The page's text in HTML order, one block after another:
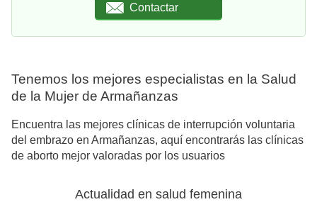
Contactar
Tenemos los mejores especialistas en la Salud
de la Mujer de Armañanzas
Encuentra las mejores clínicas de interrupción voluntaria
del embrazo en Armañanzas, aquí encontrarás las clínicas
de aborto mejor valoradas por los usuarios
Actualidad en salud femenina